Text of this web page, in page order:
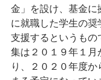
金」を設け、基金に
に就職した学生の奨
支援するというもの
集は２０１９年１月
り、２０２０年度